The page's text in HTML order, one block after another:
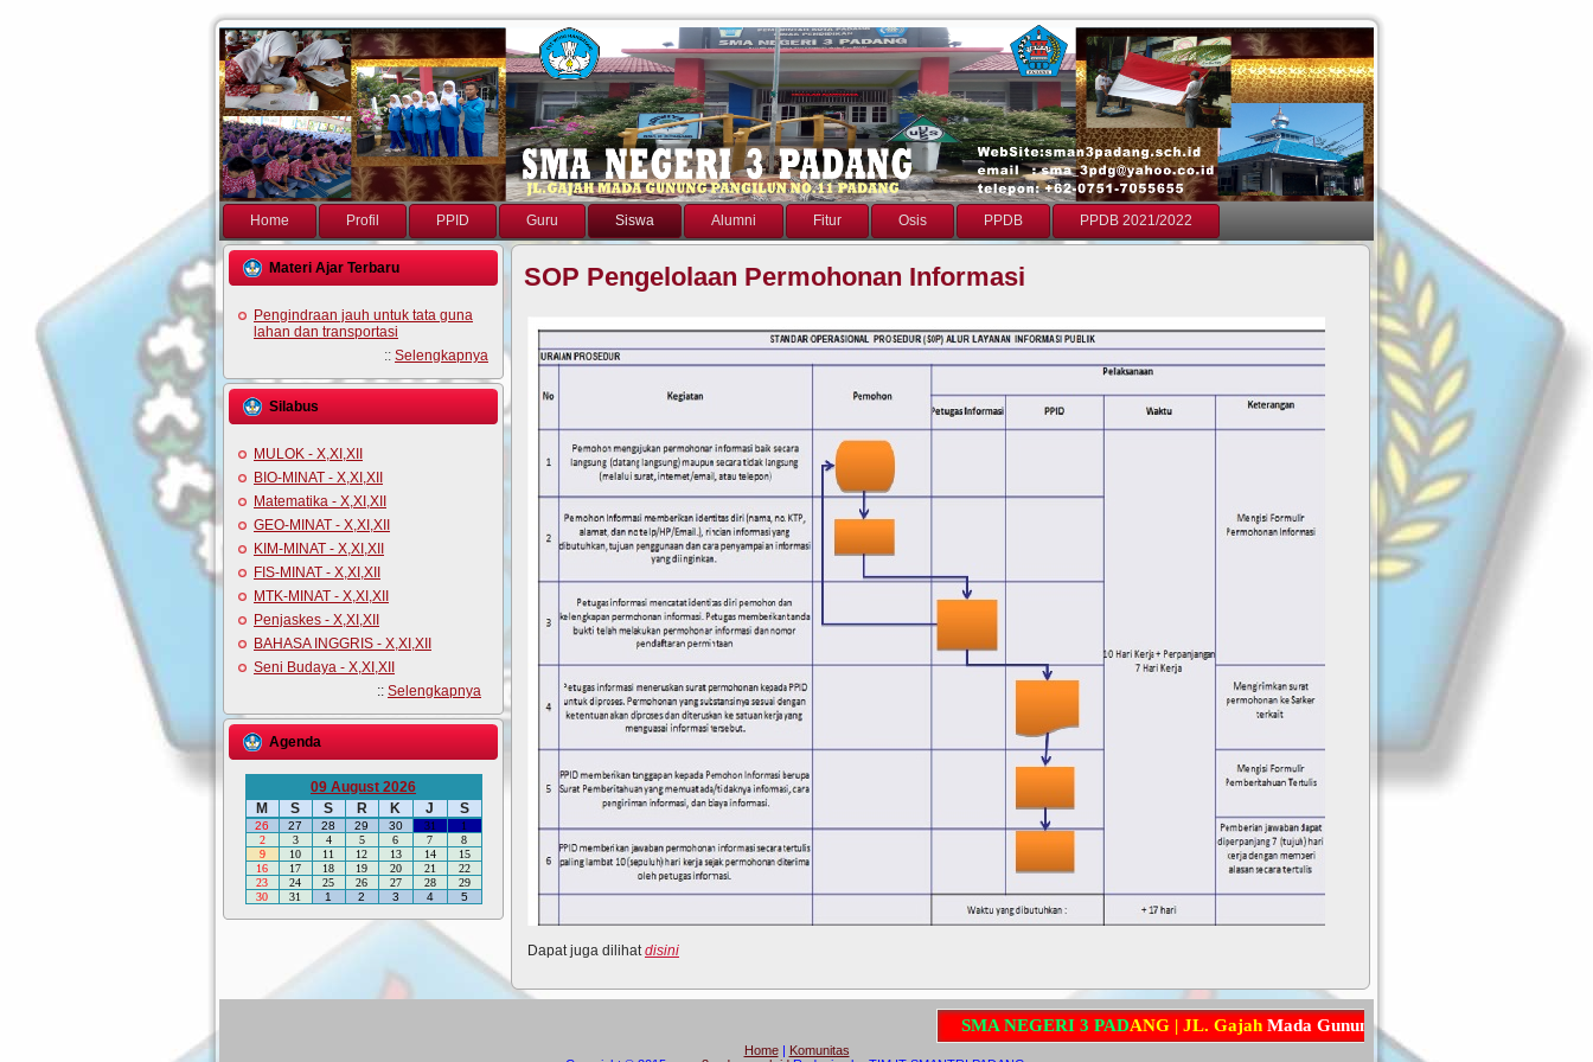
Home Profil PPID Guru Siswa Alumni Fitur Osis PPDB PPDB 2021/2022
Materi Ajar Terbaru
Pengindraan jauh untuk tata guna
lahan dan transportasi
:: Selengkapnya
Silabus
MULOK - X,XI,XII
BIO-MINAT - X,XI,XII
Matematika - X,XI,XII
GEO-MINAT - X,XI,XII
KIM-MINAT - X,XI,XII
FIS-MINAT - X,XI,XII
MTK-MINAT - X,XI,XII
Penjaskes - X,XI,XII
BAHASA INGGRIS - X,XI,XII
Seni Budaya - X,XI,XII
:: Selengkapnya
Agenda
09 August 2026
M
S S R K J S
26 27 28 29 30 31
1
2
3 4 5 6 7
8
9
10 11 12 13 14
15
16
17 18 19 20 21
22
23
24 25 26 27 28
29
30
31 1 2 3 4 5
SOP Pengelolaan Permohonan Informasi
Dapat juga dilihat disini
A NEGERI 3 PADANG | JL Gaj ah Mada Gun ung Pa ng
Home| Komunitas